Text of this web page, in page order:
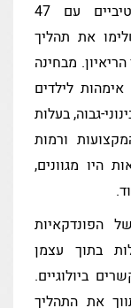
במסגרת המחקר ערכנו ראיונות נרטיביים עם 47
את תהליך
מבחינה
לילדים
גבוה, בעלות
ורמות
היו מגוונים,
הפונדקאיות
בתוך עצמן
ביולוגיים.
את התהליך